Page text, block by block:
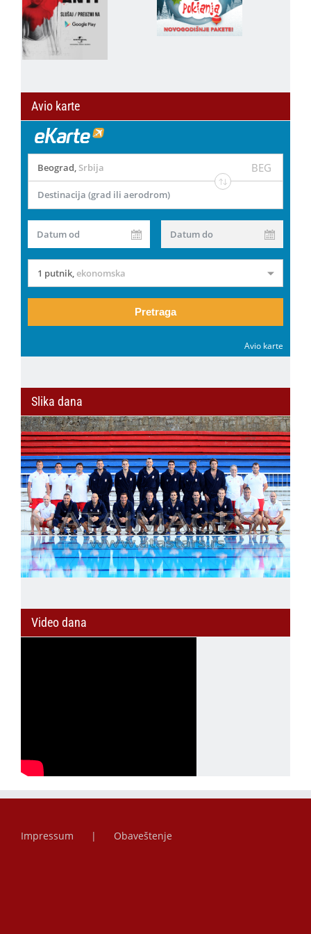
Avio karte
Beograd, Srbija BEG
Destinacija (grad ili aerodrom)
Datum od Datum do
1 putnik,ekonomska
Pretraga
Avio karte
Slika dana
Video dana
Impressum Obaveštenje